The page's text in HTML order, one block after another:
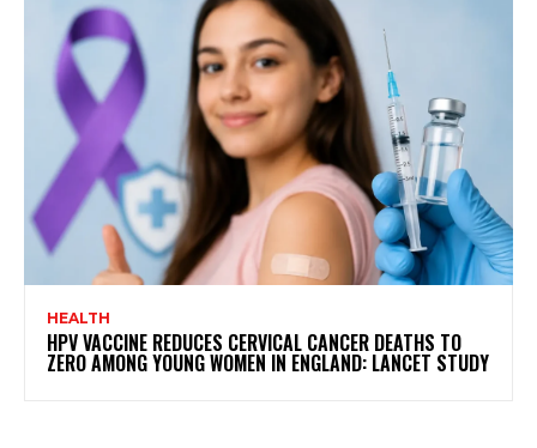
HEALTH
HPV VACCINE REDUCES CERVICAL CANCER DEATHS TO
ZERO AMONG YOUNG WOMEN IN ENGLAND: LANCET STUDY